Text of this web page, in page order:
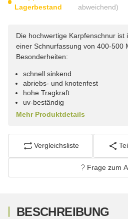
Lagerbestand
abweichend)
Die hochwertige Karpfenschnur
einer Schnurfassung von 400-500
Besonderheiten:
schnell sinkend
abriebs- und knotenfest
hohe Tragkraft
uv-beständig
Mehr Produktdetails
Vergleichsliste
Frage zum
BESCHREIBUNG